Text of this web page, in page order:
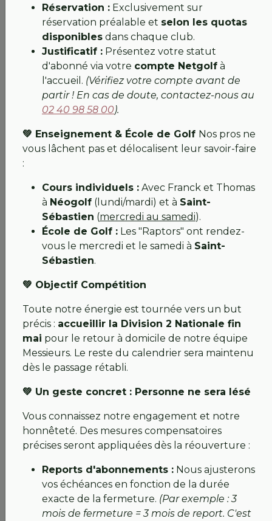
Réservation : Exclusivement sur
réservation préalable et selon les quotas
disponibles dans chaque club.
Justificatif : Présentez votre statut
d'abonné via votre compte Netgolf à
l'accueil. (Vérifiez votre compte avant de
partir ! En cas de doute, contactez-nous au
02 40 98 58 00).
💚 Enseignement & École de Golf Nos pros ne
vous lâchent pas et délocalisent leur savoir-faire
:
Cours individuels : Avec Franck et Thomas
à Néogolf (lundi/mardi) et à Saint-
Sébastien (mercredi au samedi).
École de Golf : Les "Raptors" ont rendez-
vous le mercredi et le samedi à Saint-
Sébastien.
💚 Objectif Compétition
Toute notre énergie est tournée vers un but
précis : accueillir la Division 2 Nationale fin
mai pour le retour à domicile de notre équipe
Messieurs. Le reste du calendrier sera maintenu
dès le passage rétabli.
💚 Un geste concret : Personne ne sera lésé
Vous connaissez notre engagement et notre
honnêteté. Des mesures compensatoires
précises seront appliquées dès la réouverture :
Reports d'abonnements : Nous ajusterons
vos échéances en fonction de la durée
exacte de la fermeture. (Par exemple : 3
mois de fermeture = 3 mois de report. C'est
Le plan de bataille est lancé !
Ne croyez pas que le calme règne sur le golf... En
coulisses, nous nous activons pour vous retrouver au
plus vite. Les Ateliers Perraultont établi un projet
pour la réfection complète de l'ouvrage.
Parallèlement, nous avons travaillé sur la création
gué temporairepour permettre le passage
des engins de chantier mais aussi, et surtout très
bientôt, le vôtre ! Nous agissons en lien étroit avec
biodiversité du site.
Attention aux rumeurs : La source officielle, c’est
À ce jour, aucun calendrier définitif n'est fixé. Le
planning dépend de facteurs techniques et
administratifs. Ne vous fiez pas aux dates non
temps réel dès qu'une étape concrète sera validée.
Seuls nos e-mails et nos réseaux sociaux font foi.
Pour la suite, spécialement pour vous, abonnés !
Profitez des accords négociés avec nos golfs voisins
pour continuer à swinguer en attendant de fouler à
Accueil gratuit : Sur les parcours de
et de Pornic (sur réservation préalable et
LEBRETON qui nous soutient dans ce passage
compliqué.
Tarifs préférentiels :
Carquefou et Nantes Erdre : Tarif de